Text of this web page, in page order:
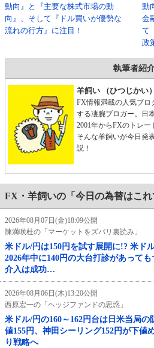
動向』と『主要な株式市場の動
向』、そして『ドル買いが優勢な
流れの行方』に注目！
動
金
て
政
執筆者紹
羊飼い （ひつじかい）
FX情報満載の人気ブロ
する凄腕ブロガー。日
2001年からFXのトレ
そんな羊飼いが今日発
説！
FX・羊飼いの「今日の為替はこ
2026年08月07日(金)18:09公開
陳満咲杜の「マーケットをズバリ裏読み」
米ドル/円は150円を試す展開に!? 米ド
2026年中に140円の大台打診があって
介入は成功…
2026年08月06日(木)13:20公開
西原宏一の「ヘッジファンドの思惑」
米ドル/円の160～162円台は日米当局
値155円、神田シーリング152円が下値
り戦略へ